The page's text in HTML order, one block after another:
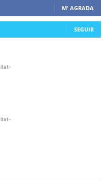
M' AGRADA
SEGUIR